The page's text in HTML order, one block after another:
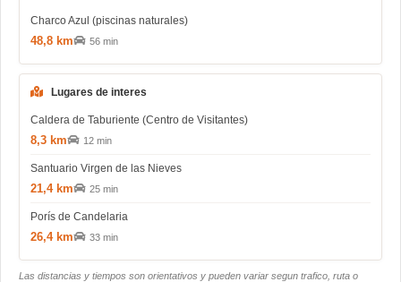
Charco Azul (piscinas naturales)
48,8 km 56 min
Lugares de interes
Caldera de Taburiente (Centro de Visitantes)
8,3 km 12 min
Santuario Virgen de las Nieves
21,4 km 25 min
Porís de Candelaria
26,4 km 33 min
Las distancias y tiempos son orientativos y pueden variar segun trafico, ruta o